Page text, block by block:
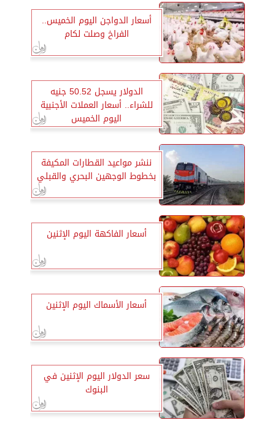
أسعار الدواجن اليوم الخميس..
الفراخ وصلت لكام
الدولار يسجل 50.52 جنيه
للشراء.. أسعار العملات الأجنبية
اليوم الخميس
ننشر مواعيد القطارات المكيفة
بخطوط الوجهين البحري والقبلي
أسعار الفاكهة اليوم الإثنين
أسعار الأسماك اليوم الإثنين
سعر الدولار اليوم الإثنين في
البنوك